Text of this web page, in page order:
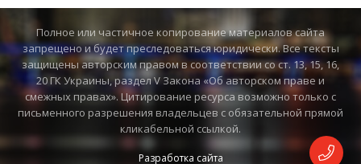
Полное или частичное копирование материалов сайта
запрещено и будет преследоваться юридически. Все тексты
защищены авторским правом в соответствии со ст. 13, 15, 16,
20 ГК Украины, раздел V Закона «Об авторском праве и
смежных правах». Цитирование ресурса возможно только с
письменного разрешения владельцев с обязательной прямой
кликабельной ссылкой.
Разработка сайта